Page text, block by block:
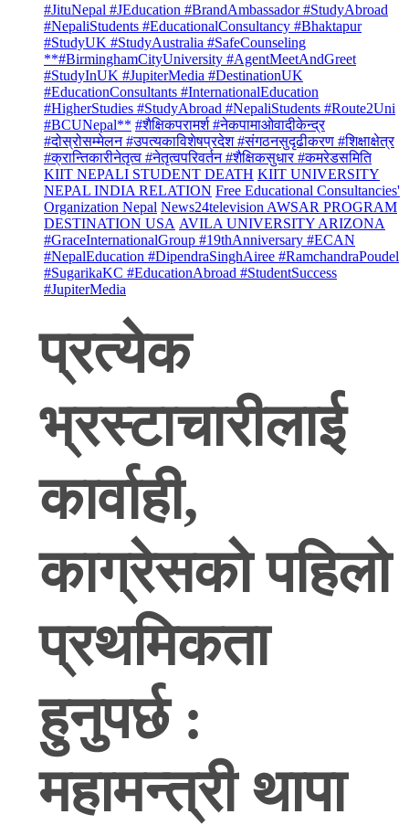
#JituNepal #JEducation #BrandAmbassador #StudyAbroad
#NepaliStudents #EducationalConsultancy #Bhaktapur
#StudyUK #StudyAustralia #SafeCounseling
**#BirminghamCityUniversity #AgentMeetAndGreet
#StudyInUK #JupiterMedia #DestinationUK
#EducationConsultants #InternationalEducation
#HigherStudies #StudyAbroad #NepaliStudents #Route2Uni
#BCUNepal** #शैक्षिकपरामर्श #नेकपामाओवादीकेन्द्र
#दोस्रोसम्मेलन #उपत्यकाविशेषप्रदेश #संगठनसुदृढीकरण #शिक्षाक्षेत्र
#क्रान्तिकारीनेतृत्व #नेतृत्वपरिवर्तन #शैक्षिकसुधार #कमरेडसमिति
KIIT NEPALI STUDENT DEATH KIIT UNIVERSITY
NEPAL INDIA RELATION Free Educational Consultancies'
Organization Nepal News24television AWSAR PROGRAM
DESTINATION USA AVILA UNIVERSITY ARIZONA
#GraceInternationalGroup #19thAnniversary #ECAN
#NepalEducation #DipendraSinghAiree #RamchandraPoudel
#SugarikaKC #EducationAbroad #StudentSuccess
#JupiterMedia
प्रत्येक
भ्रस्टाचारीलाई
कार्वाही,
काग्रेसको पहिलो
प्रथमिकता
हुनुपर्छ :
महामन्त्री थापा